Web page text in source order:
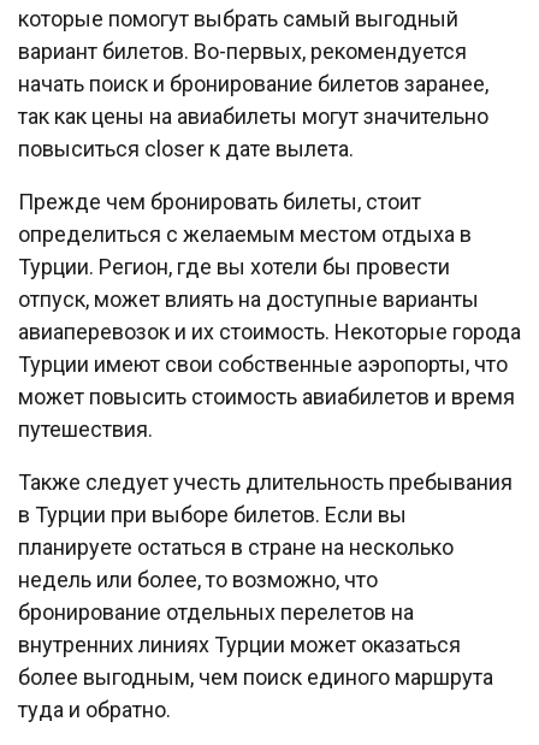
которые помогут выбрать самый выгодный
вариант билетов. Во-первых, рекомендуется
начать поиск и бронирование билетов заранее,
так как цены на авиабилеты могут значительно
повыситься closer к дате вылета.
Прежде чем бронировать билеты, стоит
определиться с желаемым местом отдыха в
Турции. Регион, где вы хотели бы провести
отпуск, может влиять на доступные варианты
авиаперевозок и их стоимость. Некоторые города
Турции имеют свои собственные аэропорты, что
может повысить стоимость авиабилетов и время
путешествия.
Также следует учесть длительность пребывания
в Турции при выборе билетов. Если вы
планируете остаться в стране на несколько
недель или более, то возможно, что
бронирование отдельных перелетов на
внутренних линиях Турции может оказаться
более выгодным, чем поиск единого маршрута
туда и обратно.